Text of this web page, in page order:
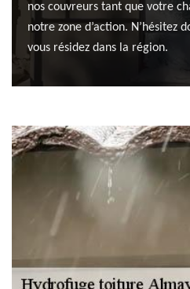
nos couvreurs tant que votre
notre zone d’action. N’hésitez
vous résidez dans la région.